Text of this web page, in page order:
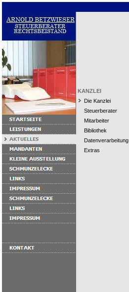
KANZLEI
Die Kanzlei
Steuerberater
Mitarbeiter
Bibliothek
Datenverarbeitung
Extras